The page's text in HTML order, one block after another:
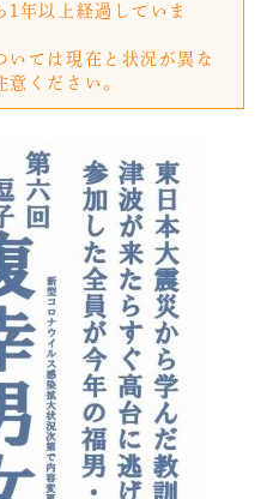
1年以上経過していま
いては現在と状況が異な
意ください。